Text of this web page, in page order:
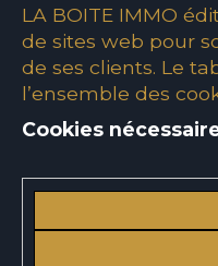
LA BOITE IMMO
de sites web pour
de ses clients. Le
l’ensemble des
Cookies